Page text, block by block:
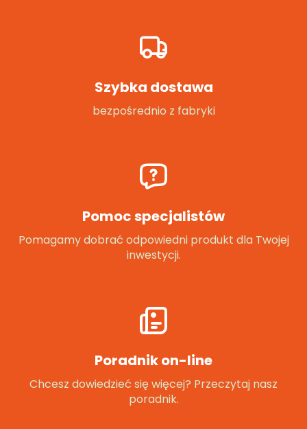
Szybka dostawa
bezpośrednio z fabryki
Pomoc specjalistów
Pomagamy dobrać odpowiedni produkt dla Twojej
inwestycji.
Poradnik on-line
Chcesz dowiedzieć się więcej? Przeczytaj nasz
poradnik.